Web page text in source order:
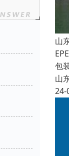
山
包
山
24-